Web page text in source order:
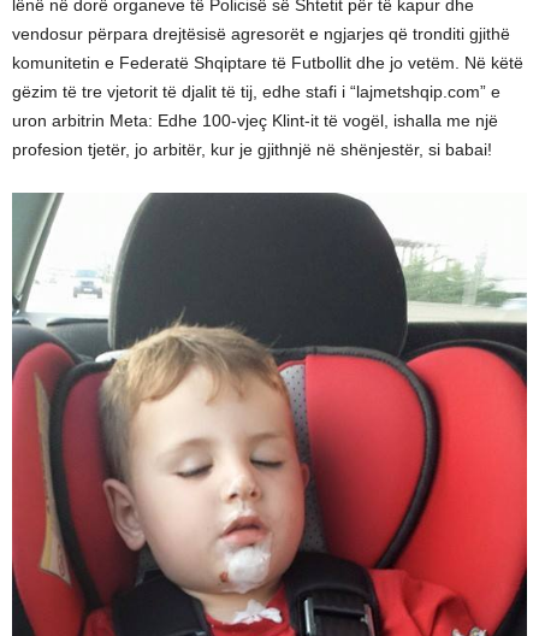
lënë në dorë organeve të Policisë së Shtetit për të kapur dhe
vendosur përpara drejtësisë agresorët e ngjarjes që tronditi gjithë
komunitetin e Federatë Shqiptare të Futbollit dhe jo vetëm. Në këtë
gëzim të tre vjetorit të djalit të tij, edhe stafi i “lajmetshqip.com” e
uron arbitrin Meta: Edhe 100-vjeç Klint-it të vogël, ishalla me një
profesion tjetër, jo arbitër, kur je gjithnjë në shënjestër, si babai!